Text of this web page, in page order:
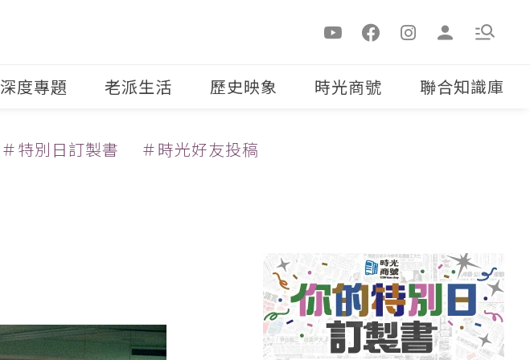
深度專題 老派生活 歷史映象 時光商號 聯合知識庫
＃特別日訂製書 ＃時光好友投稿